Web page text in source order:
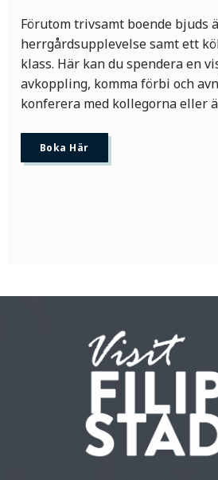
Förutom trivsamt boende bjuds
herrgårdsupplevelse samt ett
klass. Här kan du spendera en
avkoppling, komma förbi och
konferera med kollegorna eller
Boka Här